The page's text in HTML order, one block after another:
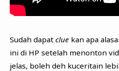
Sudah dapatcluekan apa
ini di HP setelah menonton
jelas, boleh deh kuceritain